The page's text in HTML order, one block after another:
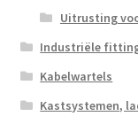
Uitrusting
Industriële
Kabelwartels
Kastsystemen,